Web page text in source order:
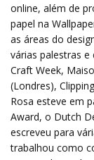
online, além de
papel na
as áreas do
várias palestras
Craft Week,
(Londres),
Rosa esteve em
Award, o Dutch
escreveu para
trabalhou como